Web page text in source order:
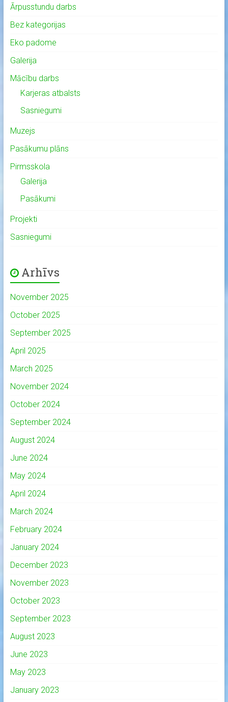
Ārpusstundu darbs
Bez kategorijas
Eko padome
Galerija
Mācību darbs
Karjeras atbalsts
Sasniegumi
Muzejs
Pasākumu plāns
Pirmsskola
Galerija
Pasākumi
Projekti
Sasniegumi
Arhīvs
November 2025
October 2025
September 2025
April 2025
March 2025
November 2024
October 2024
September 2024
August 2024
June 2024
May 2024
April 2024
March 2024
February 2024
January 2024
December 2023
November 2023
October 2023
September 2023
August 2023
June 2023
May 2023
January 2023